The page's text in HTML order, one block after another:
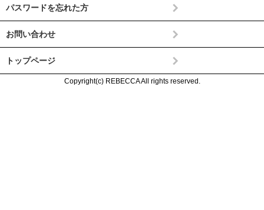
パスワードを忘れた方
お問い合わせ
トップページ
Copyright(c) REBECCA All rights reserved.